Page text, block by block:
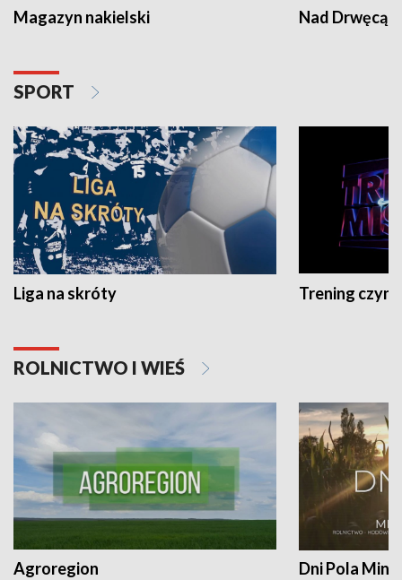
Magazyn nakielski Nad Drwęcą
SPORT
Liga na skróty Trening czyni
ROLNICTWO I WIEŚ
Agroregion Dni Pola